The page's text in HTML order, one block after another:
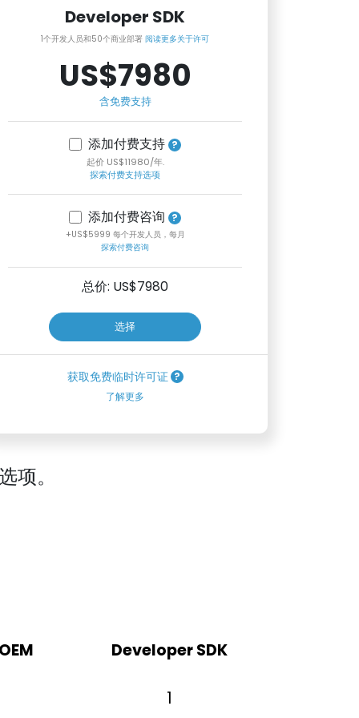
Developer SDK
1个开发人员和50个商业部署 阅读更多关于许可
US$7980
含免费支持
添加付费支持
起价 US$11980/年.
探索付费支持选项
添加付费咨询
+US$5999 每个开发人员，每月
探索付费咨询
总价: US$7980
选择
获取免费临时许可证
了解更多
项。
Developer SDK
1